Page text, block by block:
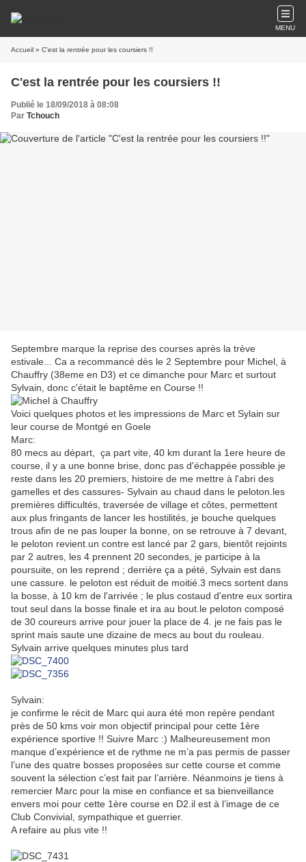
MENU
Accueil » C'est la rentrée pour les coursiers !!
C'est la rentrée pour les coursiers !!
Publié le 18/09/2018 à 08:08
Par Tchouch
Septembre marque la reprise des courses après la trève
estivale... Ca a recommancé dès le 2 Septembre pour Michel, à
Chauffry (38eme en D3) et ce dimanche pour Marc et surtout
Sylvain, donc c'était le baptême en Course !!
Voici quelques photos et les impressions de Marc et Sylain sur
leur course de Montgé en Goele
Marc:
80 mecs au départ, ça part vite, 40 km durant la 1ere heure de
course, il y a une bonne brise, donc pas d'échappée possible.je
reste dans les 20 premiers, histoire de me mettre à l'abri des
gamelles et des cassures- Sylvain au chaud dans le peloton.les
premières difficultés, traversée de village et côtes, permettent
aux plus fringants de lancer les hostilités, je bouche quelques
trous afin de ne pas louper la bonne, on se retrouve à 7 devant,
le peloton revient.un contre est lancé par 2 gars, bientôt rejoints
par 2 autres, les 4 prennent 20 secondes, je participe à la
poursuite, on les reprend ; derrière ça a pété, Sylvain est dans
une cassure. le peloton est réduit de moitié.3 mecs sortent dans
la bosse, à 10 km de l'arrivée ; le plus costaud d'entre eux sortira
tout seul dans la bosse finale et ira au bout.le peloton composé
de 30 coureurs arrive pour jouer la place de 4. je ne fais pas le
sprint mais saute une dizaine de mecs au bout du rouleau.
Sylvain arrive quelques minutes plus tard
Sylvain:
je confirme le récit de Marc qui aura été mon repère pendant
près de 50 kms voir mon objectif principal pour cette 1ère
expérience sportive !! Suivre Marc :) Malheureusement mon
manque d’expérience et de rythme ne m’a pas permis de passer
l’une des quatre bosses proposées sur cette course et comme
souvent la sélection c’est fait par l’arrière. Néanmoins je tiens à
remercier Marc pour la mise en confiance et sa bienveillance
envers moi pour cette 1ère course en D2.il est à l’image de ce
Club Convivial, sympathique et guerrier.
A refaire au plus vite !!